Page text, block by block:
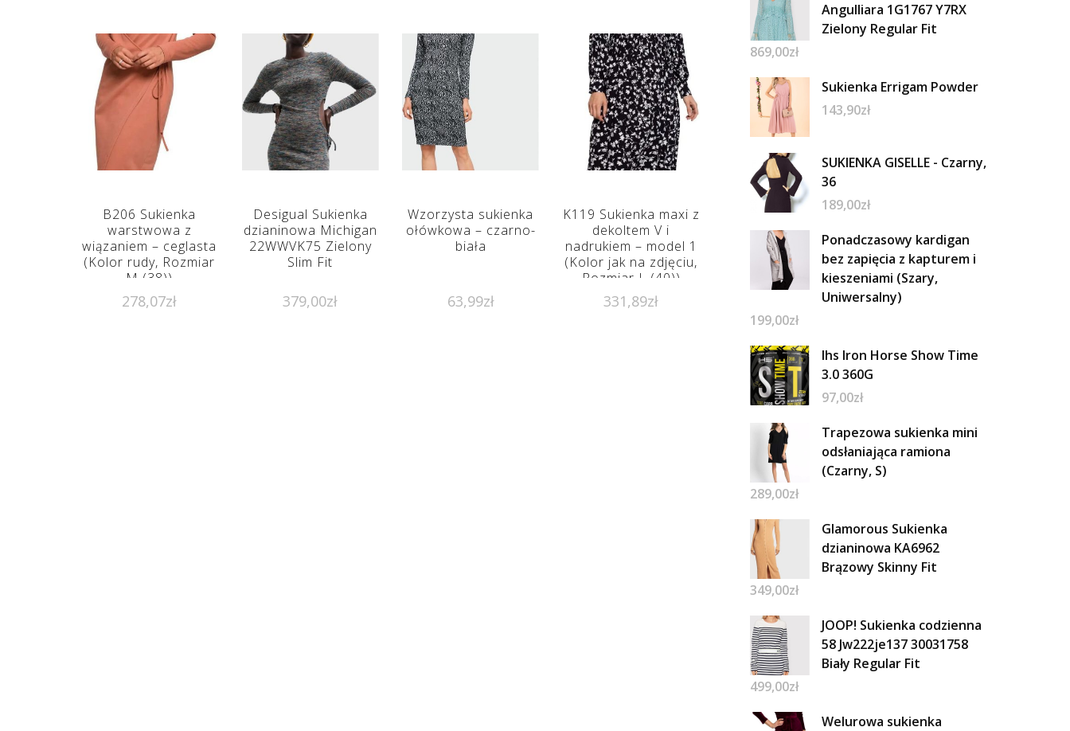
B206 Sukienka
warstwowa z
wiązaniem – ceglasta
(Kolor rudy, Rozmiar
M (38))
278,07zł
Desigual Sukienka
dzianinowa Michigan
22WWVK75 Zielony
Slim Fit
379,00zł
Wzorzysta sukienka
ołówkowa – czarno-
biała
63,99zł
K119 Sukienka maxi z
dekoltem V i
nadrukiem – model 1
(Kolor jak na zdjęciu,
Rozmiar L (40))
331,89zł
Angulliara 1G1767 Y7RX
Zielony Regular Fit
869,00zł
Sukienka Errigam Powder
143,90zł
SUKIENKA GISELLE - Czarny,
36
189,00zł
Ponadczasowy kardigan
bez zapięcia z kapturem i
kieszeniami (Szary,
Uniwersalny)
199,00zł
Ihs Iron Horse Show Time
3.0 360G
97,00zł
Trapezowa sukienka mini
odsłaniająca ramiona
(Czarny, S)
289,00zł
Glamorous Sukienka
dzianinowa KA6962
Brązowy Skinny Fit
349,00zł
JOOP! Sukienka codzienna
58 Jw222je137 30031758
Biały Regular Fit
499,00zł
Welurowa sukienka